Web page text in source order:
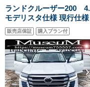
ランドクルーザー200
モデリスタ仕様 現行仕
販売店保証 購入プラン付